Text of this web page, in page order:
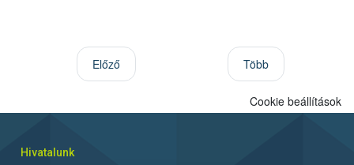
Előző Több
Cookie beállítások
Hivatalunk